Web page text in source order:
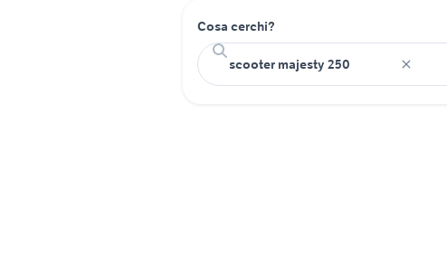
Cosa cerchi?